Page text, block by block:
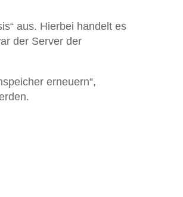
aus. Hierbei handelt es
der Server der
erneuern“,